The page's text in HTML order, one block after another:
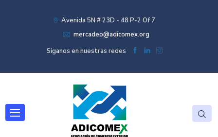
Avenida 5N # 23D - 48 P-2 Of 7
mercadeo@adicomex.org
Síganos en nuestras redes